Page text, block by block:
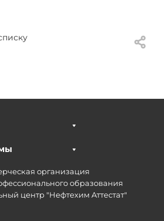
организация
образования
центр "Нефтехим Аттестат"